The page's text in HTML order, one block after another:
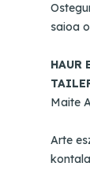
saioa
HAUR
Maite
Arte